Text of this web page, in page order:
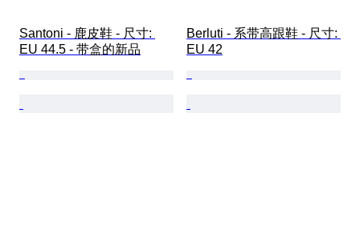
Santoni - 鹿皮鞋 - 尺寸:
EU 44.5 - 带盒的新品
Berluti - 系带高跟鞋 - 尺寸:
EU 42